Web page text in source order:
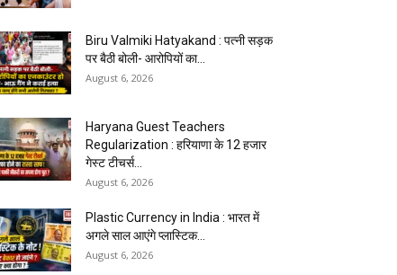
Biru Valmiki Hatyakand : पत्नी सड़क
पर बैठी बोली- आरोपियों का...
August 6, 2026
Haryana Guest Teachers
Regularization : हरियाणा के 12 हजार
गेस्ट टीचर्स...
August 6, 2026
Plastic Currency in India : भारत में
अगले साल आएंगे प्लास्टिक...
August 6, 2026